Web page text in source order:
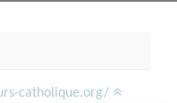
catholique.org/